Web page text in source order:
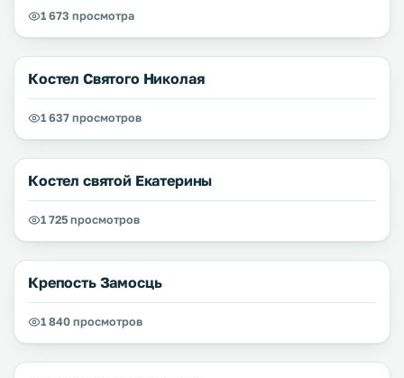
1 673 просмотра
Костел Святого Николая
1 637 просмотров
Костел святой Екатерины
1 725 просмотров
Крепость Замосць
1 840 просмотров